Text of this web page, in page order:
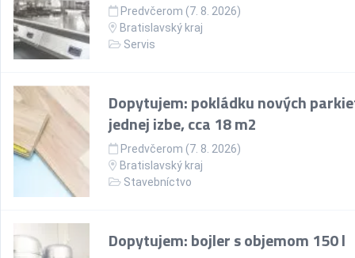
Predvčerom (7. 8. 2026)
Bratislavský kraj
Servis
Dopytujem: pokládku nových
jednej izbe, cca 18 m2
Predvčerom (7. 8. 2026)
Bratislavský kraj
Stavebníctvo
Dopytujem: bojler s objemom 150 l